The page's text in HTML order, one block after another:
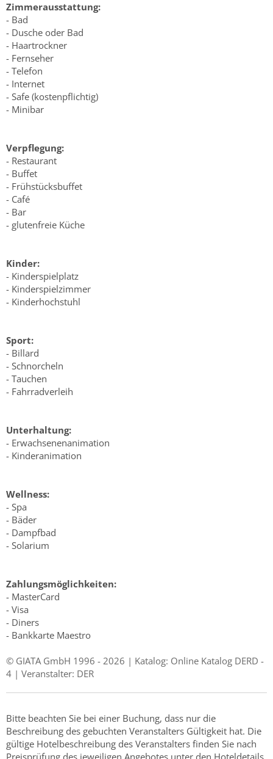
Zimmerausstattung:
- Bad
- Dusche oder Bad
- Haartrockner
- Fernseher
- Telefon
- Internet
- Safe (kostenpflichtig)
- Minibar
Verpflegung:
- Restaurant
- Buffet
- Frühstücksbuffet
- Café
- Bar
- glutenfreie Küche
Kinder:
- Kinderspielplatz
- Kinderspielzimmer
- Kinderhochstuhl
Sport:
- Billard
- Schnorcheln
- Tauchen
- Fahrradverleih
Unterhaltung:
- Erwachsenenanimation
- Kinderanimation
Wellness:
- Spa
- Bäder
- Dampfbad
- Solarium
Zahlungsmöglichkeiten:
- MasterCard
- Visa
- Diners
- Bankkarte Maestro
© GIATA GmbH 1996 - 2026 | Katalog: Online Katalog DERD -
4 | Veranstalter: DER
Bitte beachten Sie bei einer Buchung, dass nur die
Beschreibung des gebuchten Veranstalters Gültigkeit hat. Die
gültige Hotelbeschreibung des Veranstalters finden Sie nach
Preisprüfung des jeweiligen Angebotes unter den Hoteldetails.